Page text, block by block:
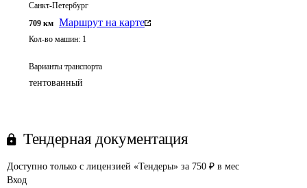
Санкт-Петербург
709 км Маршрут на карте
Кол-во машин: 1
Варианты транспорта
тентованный
Тендерная документация
Доступно только с лицензией «Тендеры» за 750 ₽ в мес
Вход